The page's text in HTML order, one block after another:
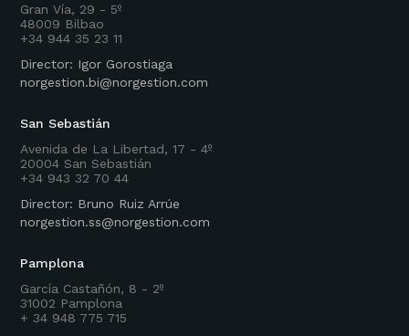
Gran Vía, 29 - 5º
48009 Bilbao
+34 944 35 23 11
Director: Igor Gorostiaga
norgestion.bi@norgestion.com
San Sebastián
Avenida de La Libertad, 17 - 4º
20004 San Sebastián
+34 943 32 70 44
Director: Bruno Ruiz Arrúe
norgestion.ss@norgestion.com
Pamplona
García Castañón, 8 - 2º
31002 Pamplona
+ 34 948 775 715